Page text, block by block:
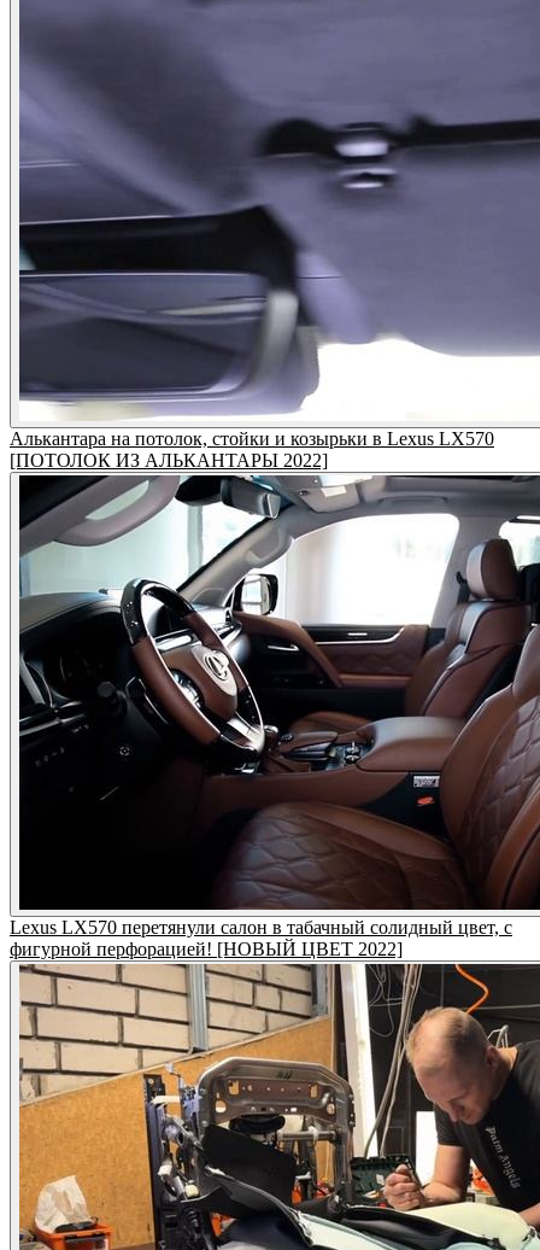
Алькантара на потолок, стойки и козырьки в Lexus LX570
[ПОТОЛОК ИЗ АЛЬКАНТАРЫ 2022]
Lexus LX570 перетянули салон в табачный солидный цвет, с
фигурной перфорацией! [НОВЫЙ ЦВЕТ 2022]